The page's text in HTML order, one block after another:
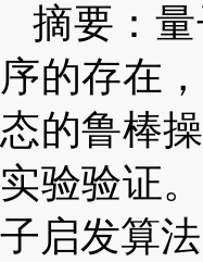
摘要：
序的存在
态的鲁棒
实验验证
子启发算法